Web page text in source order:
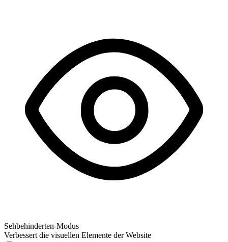
Sehbehinderten-Modus
Verbessert die visuellen Elemente der Website